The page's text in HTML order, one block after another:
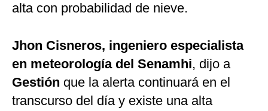
alta con probabilidad de nieve.
Jhon Cisneros, ingeniero especialista
en meteorología del Senamhi, dijo a
Gestión que la alerta continuará en el
transcurso del día y existe una alta